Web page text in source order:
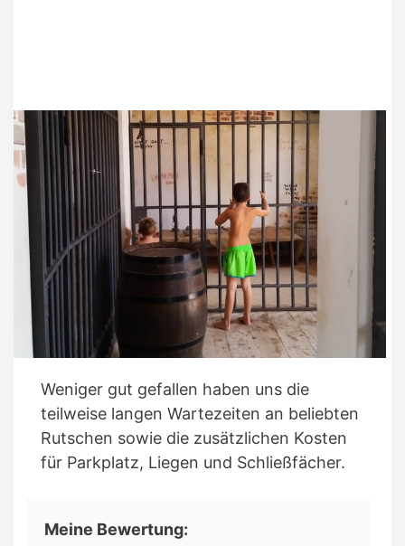
Weniger gut gefallen haben uns die
teilweise langen Wartezeiten an beliebten
Rutschen sowie die zusätzlichen Kosten
für Parkplatz, Liegen und Schließfächer.
Meine Bewertung: